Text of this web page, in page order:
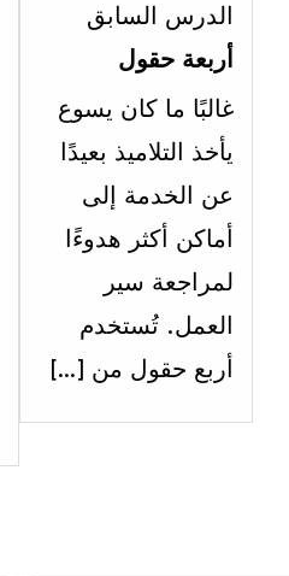
الدرس السابق
أربعة حقول
غالبًا ما كان يسوع
يأخذ التلاميذ بعيدًا
عن الخدمة إلى
أماكن أكثر هدوءًا
لمراجعة سير
العمل. ‏تُستخدم
أربع حقول من […]